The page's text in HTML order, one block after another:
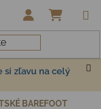
si zľavu na celý
BAREFOOT